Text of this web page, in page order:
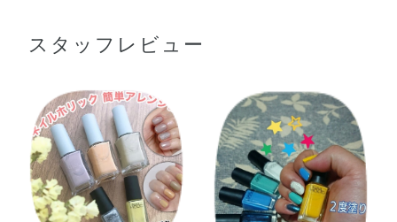
●爪に異常があらわれたときは、ご使用をおやめください。
●ネイルカラーなどを混合しないでください。（ビンが割れることも
あります）
●火気注意
※キャップをまわすとラベルが切りとれます。
（スチレン／アクリレーツ）コポリマー・アクリレーツコ
リン酸・合成フルオロフロゴパイト・炭酸プロピレン・コ
ンジョウ・酸化鉄・黄4
スタッフレビュー